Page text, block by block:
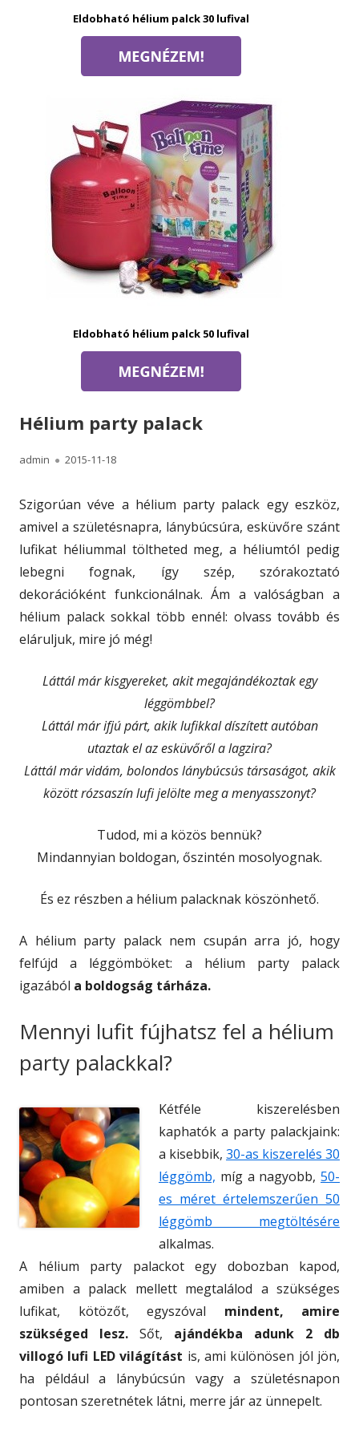
Eldobható hélium palck 30 lufival
Eldobható hélium palck 50 lufival
Hélium party palack
A
h
o
r
admin
P
l
s
h
d
o
2015-11-18
Szigorúan véve a hélium party palack egy eszköz,
amivel a születésnapra, lánybúcsúra, esküvőre szánt
lufikat héliummal töltheted meg, a héliumtól pedig
lebegni fognak, így szép, szórakoztató
dekorációként funkcionálnak. Ám a valóságban a
hélium palack sokkal több ennél: olvass tovább és
eláruljuk, mire jó még!
Láttál már kisgyereket, akit megajándékoztak egy
léggömbbel?
Láttál már ifjú párt, akik lufikkal díszített autóban
utaztak el az esküvőről a lagzira?
Láttál már vidám, bolondos lánybúcsús társaságot, akik
között rózsaszín lufi jelölte meg a menyasszonyt?
Tudod, mi a közös bennük?
Mindannyian boldogan, őszintén mosolyognak.
És ez részben a hélium palacknak köszönhető.
A hélium party palack nem csupán arra jó, hogy
felfújd a léggömböket: a hélium party palack
igazából a boldogság tárháza.
Mennyi lufit fújhatsz fel a hélium
party palackkal?
Kétféle kiszerelésben
kaphatók a party palackjaink:
a kisebbik, 30-as kiszerelés 30
léggömb, míg a nagyobb, 50-
es méret értelemszerűen 50
léggömb megtöltésére
alkalmas.
A hélium party palackot egy dobozban kapod,
amiben a palack mellett megtalálod a szükséges
lufikat, kötözőt, egyszóval mindent, amire
szükséged lesz. Sőt, ajándékba adunk 2 db
villogó lufi LED világítást is, ami különösen jól jön,
ha például a lánybúcsún vagy a születésnapon
pontosan szeretnétek látni, merre jár az ünnepelt.